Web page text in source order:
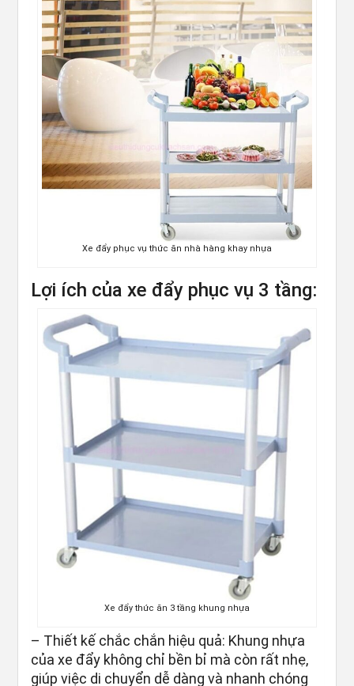
Xe đẩy phục vụ thức ăn nhà hàng khay nhựa
Lợi ích của xe đẩy phục vụ 3 tầng:
Xe đẩy thức ăn 3 tầng khung nhựa
– Thiết kế chắc chắn hiệu quả: Khung nhựa
của xe đẩy không chỉ bền bỉ mà còn rất nhẹ,
giúp việc di chuyển dễ dàng và nhanh chóng